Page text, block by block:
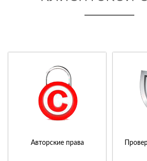
Авторские права